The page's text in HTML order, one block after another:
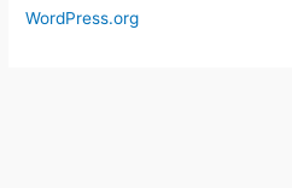
WordPress.org